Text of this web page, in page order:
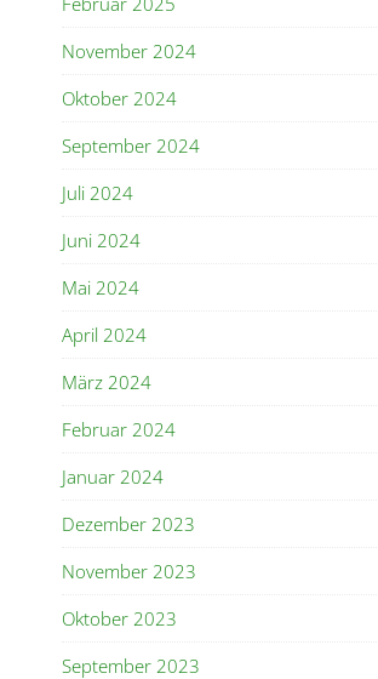
November 2024
Oktober 2024
September 2024
Juli 2024
Juni 2024
Mai 2024
April 2024
März 2024
Februar 2024
Januar 2024
Dezember 2023
November 2023
Oktober 2023
September 2023